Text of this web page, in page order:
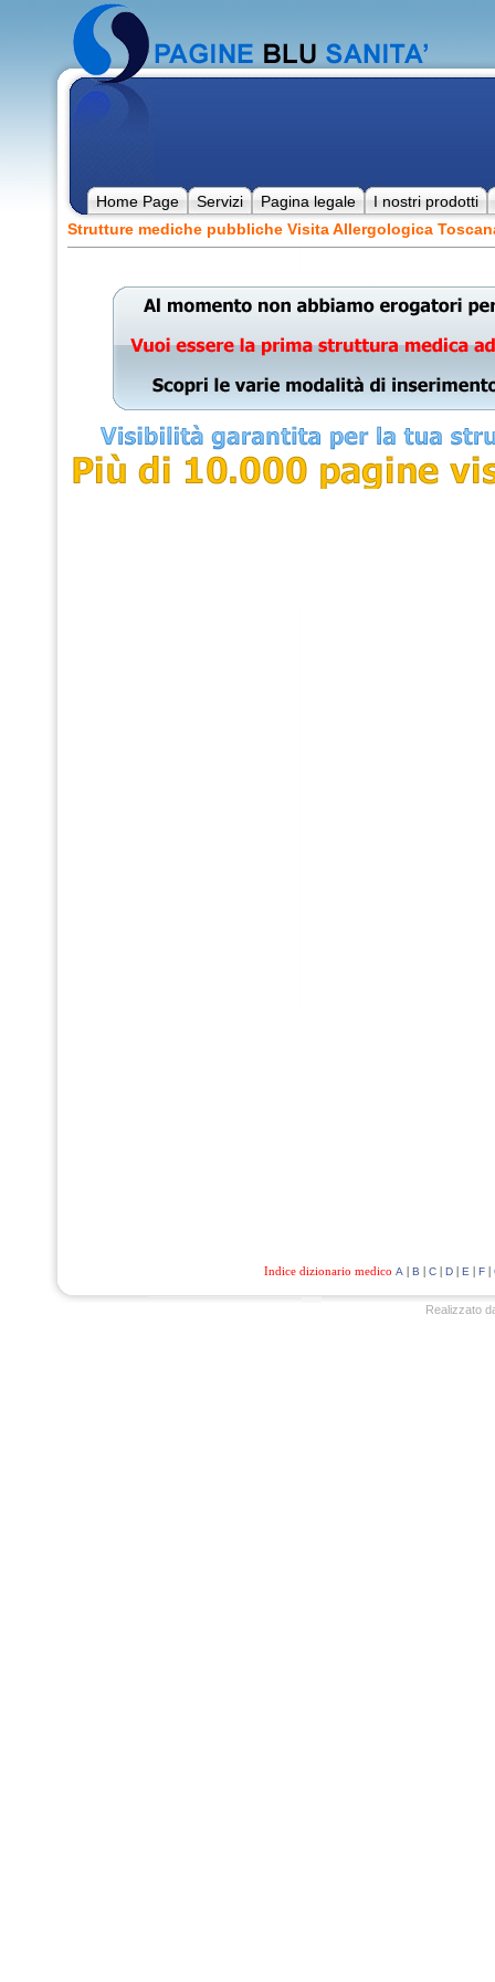
Home Page Servizi Pagina legale
I nostri prodotti
Strutture mediche pubbliche Visita Allergologica
Indice dizionario medico A | B | C| D| E | F|
Realizzato